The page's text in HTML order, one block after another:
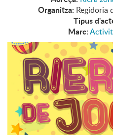
Organitza: Regidoria
Tipus
Marc: